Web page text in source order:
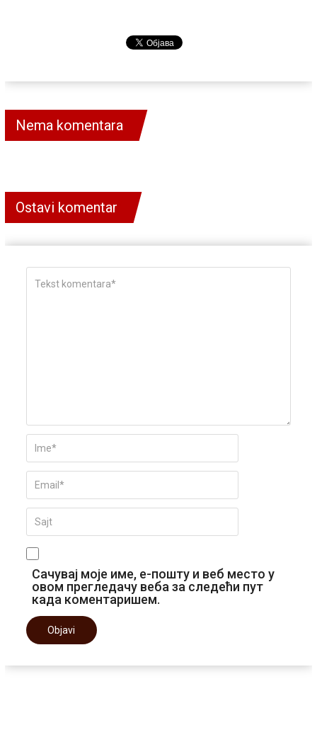
Nema komentara
Ostavi komentar
Сачувај моје име, е-пошту и веб место у
овом прегледачу веба за следећи пут
када коментаришем.